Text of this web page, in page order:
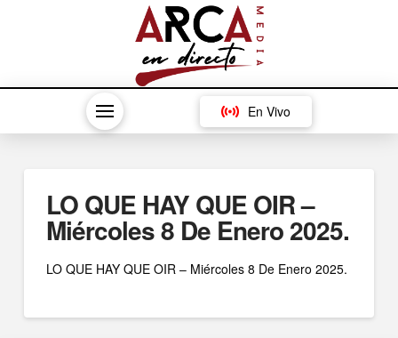
En Vivo
LO QUE HAY QUE OIR –
Miércoles 8 De Enero 2025.
LO QUE HAY QUE OIR – Miércoles 8 De Enero 2025.